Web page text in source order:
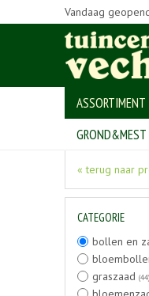
Home > Producten
Vandaag
ASSORTIMENT
GROND&MEST
« terug naar
CATEGORIE
bollen en
graszaad (44)